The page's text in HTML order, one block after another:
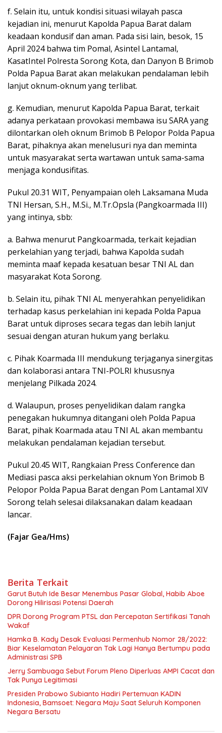
f. Selain itu, untuk kondisi situasi wilayah pasca
kejadian ini, menurut Kapolda Papua Barat dalam
keadaan kondusif dan aman. Pada sisi lain, besok, 15
April 2024 bahwa tim Pomal, Asintel Lantamal,
KasatIntel Polresta Sorong Kota, dan Danyon B Brimob
Polda Papua Barat akan melakukan pendalaman lebih
lanjut oknum-oknum yang terlibat.
g. Kemudian, menurut Kapolda Papua Barat, terkait
adanya perkataan provokasi membawa isu SARA yang
dilontarkan oleh oknum Brimob B Pelopor Polda Papua
Barat, pihaknya akan menelusuri nya dan meminta
untuk masyarakat serta wartawan untuk sama-sama
menjaga kondusifitas.
Pukul 20.31 WIT, Penyampaian oleh Laksamana Muda
TNI Hersan, S.H., M.Si., M.Tr.Opsla (Pangkoarmada III)
yang intinya, sbb:
a. Bahwa menurut Pangkoarmada, terkait kejadian
perkelahian yang terjadi, bahwa Kapolda sudah
meminta maaf kepada kesatuan besar TNI AL dan
masyarakat Kota Sorong.
b. Selain itu, pihak TNI AL menyerahkan penyelidikan
terhadap kasus perkelahian ini kepada Polda Papua
Barat untuk diproses secara tegas dan lebih lanjut
sesuai dengan aturan hukum yang berlaku.
c. Pihak Koarmada III mendukung terjaganya sinergitas
dan kolaborasi antara TNI-POLRI khususnya
menjelang Pilkada 2024.
d. Walaupun, proses penyelidikan dalam rangka
penegakan hukumnya ditangani oleh Polda Papua
Barat, pihak Koarmada atau TNI AL akan membantu
melakukan pendalaman kejadian tersebut.
Pukul 20.45 WIT, Rangkaian Press Conference dan
Mediasi pasca aksi perkelahian oknum Yon Brimob B
Pelopor Polda Papua Barat dengan Pom Lantamal XIV
Sorong telah selesai dilaksanakan dalam keadaan
lancar.
(Fajar Gea/Hms)
Berita Terkait
Garut Butuh Ide Besar Menembus Pasar Global, Habib Aboe
Dorong Hilirisasi Potensi Daerah
DPR Dorong Program PTSL dan Percepatan Sertifikasi Tanah
Wakaf
Hamka B. Kady Desak Evaluasi Permenhub Nomor 28/2022:
Biar Keselamatan Pelayaran Tak Lagi Hanya Bertumpu pada
Administrasi SPB
Jerry Sambuaga Sebut Forum Pleno Diperluas AMPI Cacat dan
Tak Punya Legitimasi
Presiden Prabowo Subianto Hadiri Pertemuan KADIN
Indonesia, Bamsoet: Negara Maju Saat Seluruh Komponen
Negara Bersatu